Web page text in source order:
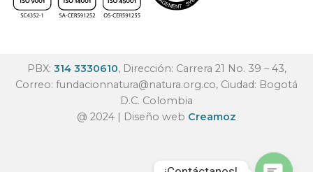
PBX: 314 3330610, Dirección: Carrera 21 No. 39 – 43,
Correo: fundacionnatura@natura.org.co, Ciudad: Bogotá
D.C. Colombia
@ 2024 | Diseño web Creamoz